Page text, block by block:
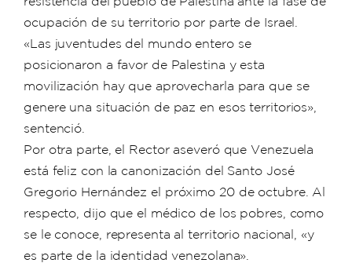
ocupación de su territorio por parte de Israel.
«Las juventudes del mundo entero se
posicionaron a favor de Palestina y esta
movilización hay que aprovecharla para que se
genere una situación de paz en esos territorios»,
sentenció.
Por otra parte, el Rector aseveró que Venezuela
está feliz con la canonización del Santo José
Gregorio Hernández el próximo 20 de octubre. Al
respecto, dijo que el médico de los pobres, como
se le conoce, representa al territorio nacional, «y
es parte de la identidad venezolana».